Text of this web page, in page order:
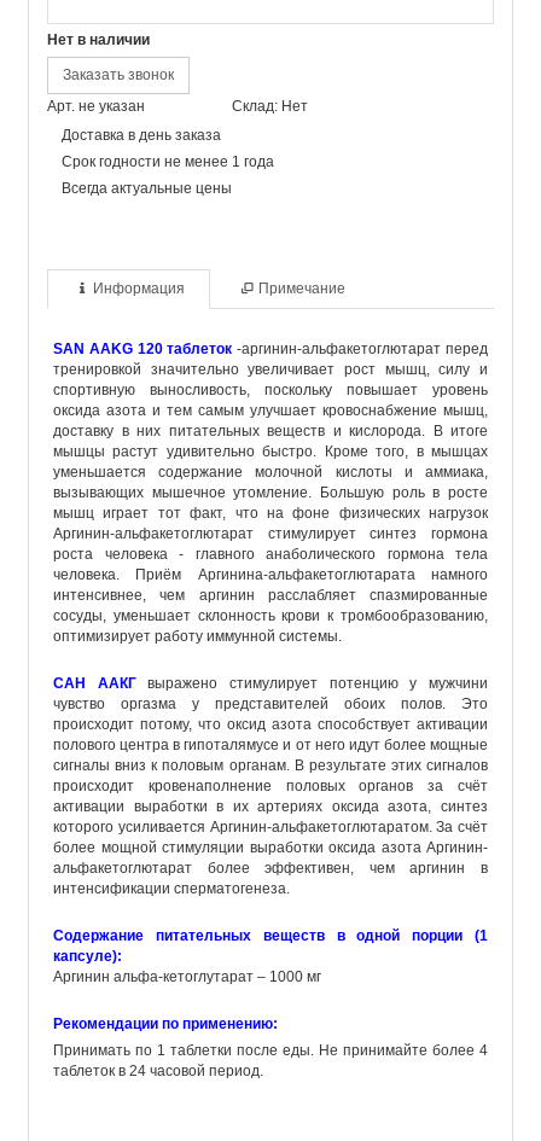
Нет в наличии
Заказать звонок
Арт. не указан
Склад: Нет
Доставка в день заказа
Срок годности не менее 1 года
Всегда актуальные цены
Информация Примечание
SAN AAKG 120 таблеток -аргинин-альфакетоглютарат перед
тренировкой значительно увеличивает рост мышц, силу и
спортивную выносливость, поскольку повышает уровень
оксида азота и тем самым улучшает кровоснабжение мышц,
доставку в них питательных веществ и кислорода. В итоге
мышцы растут удивительно быстро. Кроме того, в мышцах
уменьшается содержание молочной кислоты и аммиака,
вызывающих мышечное утомление. Большую роль в росте
мышц играет тот факт, что на фоне физических нагрузок
Аргинин-альфакетоглютарат стимулирует синтез гормона
роста человека - главного анаболического гормона тела
человека. Приём Аргинина-альфакетоглютарата намного
интенсивнее, чем аргинин расслабляет спазмированные
сосуды, уменьшает склонность крови к тромбообразованию,
оптимизирует работу иммунной системы.
САН ААКГвыражено стимулирует потенцию у мужчини
чувство оргазма у представителей обоих полов. Это
происходит потому, что оксид азота способствует активации
полового центра в гипоталямусе и от него идут более мощные
сигналы вниз к половым органам. В результате этих сигналов
происходит кровенаполнение половых органов за счёт
активации выработки в их артериях оксида азота, синтез
которого усиливается Аргинин-альфакетоглютаратом. За счёт
более мощной стимуляции выработки оксида азота Аргинин-
альфакетоглютарат более эффективен, чем аргинин в
интенсификации сперматогенеза.
Содержание питательных веществ в одной порции (1
капсуле):
Аргинин альфа-кетоглутарат – 1000 мг
Рекомендации по применению:
Принимать по 1 таблетки после еды. Не принимайте более 4
таблеток в 24 часовой период.